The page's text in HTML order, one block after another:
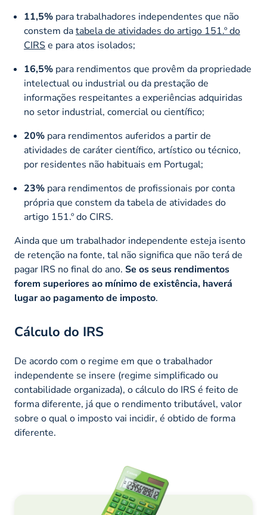
11,5% para trabalhadores independentes que não
constem databela de atividades do artigo 151.º do
CIRSe para atos isolados;
16,5% para rendimentos que provêm da propriedade
intelectual ou industrial ou da prestação de
informações respeitantes a experiências adquiridas
no setor industrial, comercial ou científico;
20% para rendimentos auferidos a partir de
atividades de caráter científico, artístico ou técnico,
por residentes não habituais em Portugal;
23% para rendimentos de profissionais por conta
própria que constem da tabela de atividades do
artigo 151.º do CIRS.
Ainda que um trabalhador independente esteja isento
de retenção na fonte, tal não significa que não terá de
pagar IRS no final do ano. Se os seus rendimentos
forem superiores ao mínimo de existência, haverá
lugar ao pagamento de imposto.
Cálculo do IRS
De acordo com o regime em que o trabalhador
independente se insere (regime simplificado ou
contabilidade organizada), o cálculo do IRS é feito de
forma diferente, já que o rendimento tributável, valor
sobre o qual o imposto vai incidir, é obtido de forma
diferente.